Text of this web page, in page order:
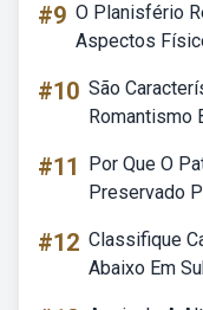
#9 O Planisfério
Aspectos
#10 São
Romantismo
#11
Por Que O
Preservado
#12 Classifique
Abaixo Em